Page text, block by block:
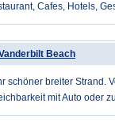
Cafes, Hotels,
Beach
schöner breiter Strand.
mit Auto oder